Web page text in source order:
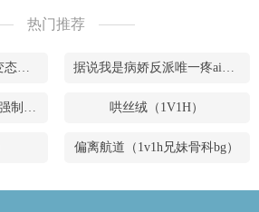
热门推荐
淫骚丫鬟（1v1 bbw和变态腹黑男） 据说我是病娇反派唯一疼ai的妹妹（兄妹骨）
万人迷什么的不要啊（强制NPH） 哄丝绒（1V1H）
偏离航道（1v1h兄妹骨科bg）